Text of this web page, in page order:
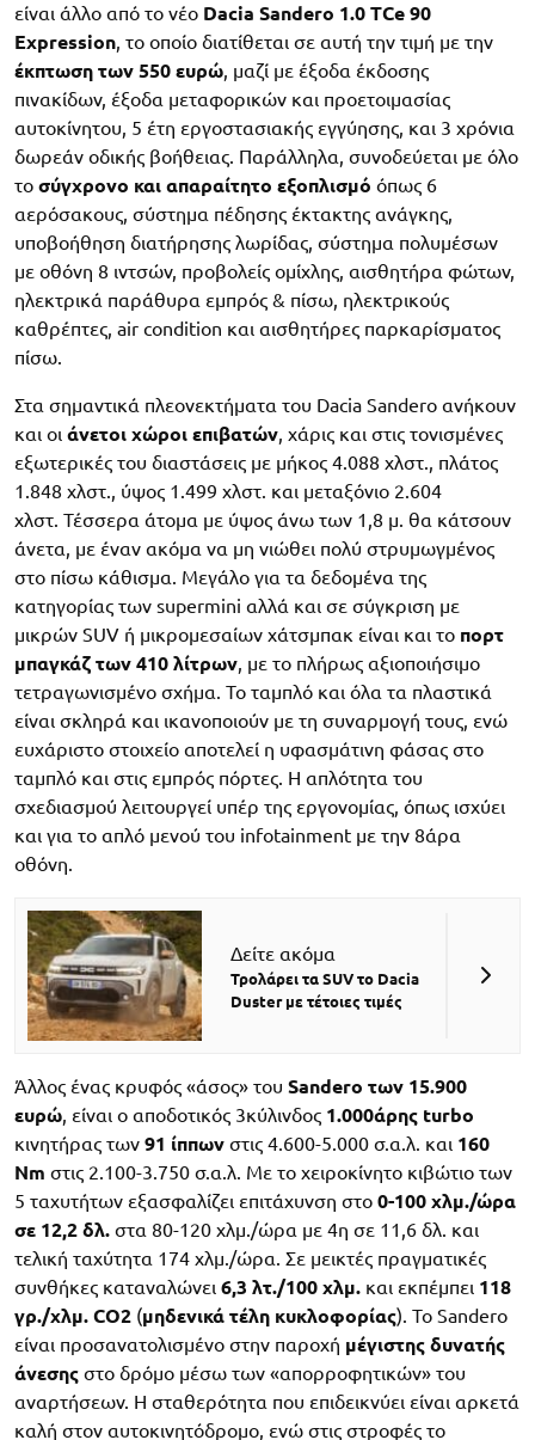
είναι άλλο από το νέο Dacia Sandero 1.0 TCe 90
Expression, το οποίο διατίθεται σε αυτή την τιμή με την
έκπτωση των 550 ευρώ, μαζί με έξοδα έκδοσης
πινακίδων, έξοδα μεταφορικών και προετοιμασίας
αυτοκίνητου, 5 έτη εργοστασιακής εγγύησης, και 3 χρόνια
δωρεάν οδικής βοήθειας. Παράλληλα, συνοδεύεται με όλο
το σύγχρονο και απαραίτητο εξοπλισμό όπως 6
αερόσακους, σύστημα πέδησης έκτακτης ανάγκης,
υποβοήθηση διατήρησης λωρίδας, σύστημα πολυμέσων
με οθόνη 8 ιντσών, προβολείς ομίχλης, αισθητήρα φώτων,
ηλεκτρικά παράθυρα εμπρός & πίσω, ηλεκτρικούς
καθρέπτες, air condition και αισθητήρες παρκαρίσματος
πίσω.
Στα σημαντικά πλεονεκτήματα του Dacia Sandero ανήκουν
και οι άνετοι χώροι επιβατών, χάρις και στις τονισμένες
εξωτερικές του διαστάσεις με μήκος 4.088 χλστ., πλάτος
1.848 χλστ., ύψος 1.499 χλστ. και μεταξόνιο 2.604
χλστ. Τέσσερα άτομα με ύψος άνω των 1,8 μ. θα κάτσουν
άνετα, με έναν ακόμα να μη νιώθει πολύ στρυμωγμένος
στο πίσω κάθισμα. Μεγάλο για τα δεδομένα της
κατηγορίας των supermini αλλά και σε σύγκριση με
μικρών SUV ή μικρομεσαίων χάτσμπακ είναι και το πορτ
μπαγκάζ των 410 λίτρων, με το πλήρως αξιοποιήσιμο
τετραγωνισμένο σχήμα. Το ταμπλό και όλα τα πλαστικά
είναι σκληρά και ικανοποιούν με τη συναρμογή τους, ενώ
ευχάριστο στοιχείο αποτελεί η υφασμάτινη φάσας στο
ταμπλό και στις εμπρός πόρτες. Η απλότητα του
σχεδιασμού λειτουργεί υπέρ της εργονομίας, όπως ισχύει
και για το απλό μενού του infotainment με την 8άρα
οθόνη.
Δείτε ακόμα
Τρολάρει τα SUV το Dacia
Duster με τέτοιες τιμές
Άλλος ένας κρυφός «άσος» του Sandero των 15.900
ευρώ, είναι ο αποδοτικός 3κύλινδος 1.000άρης turbo
κινητήρας των 91 ίππων στις 4.600-5.000 σ.α.λ. και 160
Nm στις 2.100-3.750 σ.α.λ. Mε το χειροκίνητο κιβώτιο των
5 ταχυτήτων εξασφαλίζει επιτάχυνση στο 0-100 χλμ./ώρα
σε 12,2 δλ. στα 80-120 χλμ./ώρα με 4η σε 11,6 δλ. και
τελική ταχύτητα 174 χλμ./ώρα. Σε μεικτές πραγματικές
συνθήκες καταναλώνει 6,3 λτ./100 χλμ. και εκπέμπει 118
γρ./χλμ. CO2 (μηδενικά τέλη κυκλοφορίας). Το Sandero
είναι προσανατολισμένο στην παροχή μέγιστης δυνατής
άνεσης στο δρόμο μέσω των «απορροφητικών» του
αναρτήσεων. Η σταθερότητα που επιδεικνύει είναι αρκετά
καλή στον αυτοκινητόδρομο, ενώ στις στροφές το